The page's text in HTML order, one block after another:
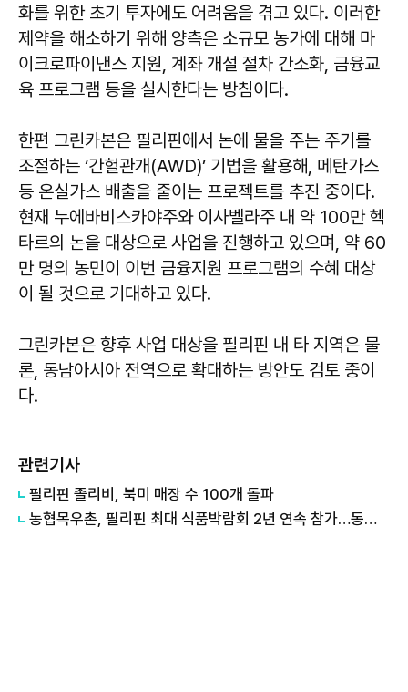
화를 위한 초기 투자에도 어려움을 겪고 있다. 이러한
제약을 해소하기 위해 양측은 소규모 농가에 대해 마
이크로파이낸스 지원, 계좌 개설 절차 간소화, 금융교
육 프로그램 등을 실시한다는 방침이다.
한편 그린카본은 필리핀에서 논에 물을 주는 주기를
조절하는 ‘간헐관개(AWD)’ 기법을 활용해, 메탄가스
등 온실가스 배출을 줄이는 프로젝트를 추진 중이다.
현재 누에바비스카야주와 이사벨라주 내 약 100만 헥
타르의 논을 대상으로 사업을 진행하고 있으며, 약 60
만 명의 농민이 이번 금융지원 프로그램의 수혜 대상
이 될 것으로 기대하고 있다.
그린카본은 향후 사업 대상을 필리핀 내 타 지역은 물
론, 동남아시아 전역으로 확대하는 방안도 검토 중이
다.
관련기사
필리핀 졸리비, 북미 매장 수 100개 돌파
농협목우촌, 필리핀 최대 식품박람회 2년 연속 참가…동남아 시장 공략 가속